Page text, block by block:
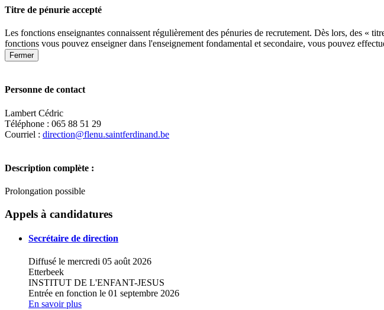
Titre de pénurie accepté
Les fonctions enseignantes connaissent régulièrement des pénuries de recrutement. Dès lors, des «
fonctions vous pouvez enseigner dans l'enseignement fondamental et secondaire, vous pouvez
Fermer
Personne de contact
Lambert Cédric
Téléphone : 065 88 51 29
Courriel : direction@flenu.saintferdinand.be
Description complète :
Prolongation possible
+
Appels à candidatures
Secrétaire de direction
Diffusé le mercredi 05 août 2026
Etterbeek
INSTITUT DE L'ENFANT-JESUS
Entrée en fonction le 01 septembre 2026
En savoir plus